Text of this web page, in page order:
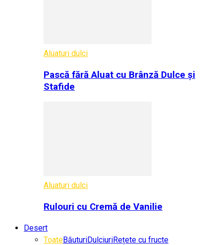
Aluaturi dulci
Pască fără Aluat cu Brânză Dulce și
Stafide
Aluaturi dulci
Rulouri cu Cremă de Vanilie
Desert
ToateBăuturiDulciuriRețete cu fructe